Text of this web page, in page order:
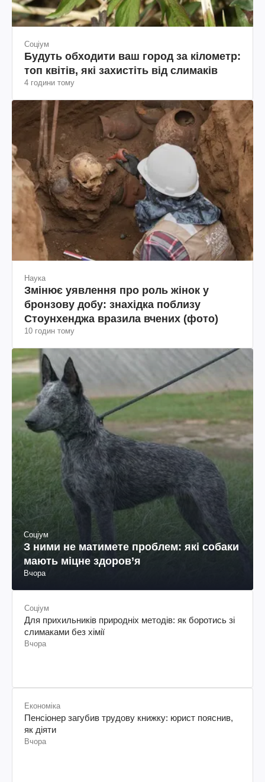
Соціум
Будуть обходити ваш город за кілометр:
топ квітів, які захистіть від слимаків
4 години тому
Наука
Змінює уявлення про роль жінок у
бронзову добу: знахідка поблизу
Стоунхенджа вразила вчених (фото)
10 годин тому
Соціум
З ними не матимете проблем: які собаки
мають міцне здоров’я
Вчора
Соціум
Для прихильників природніх методів: як боротись зі
слимаками без хімії
Вчора
Економіка
Пенсіонер загубив трудову книжку: юрист пояснив,
як діяти
Вчора